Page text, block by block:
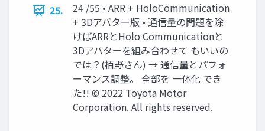
25.
24 /55 • ARR + HoloCommunication
+ 3Dアバター版 • 通信量の問題を除
けばARRとHolo Communicationと
3Dアバターを組み合わせて もいいの
では？(栢野さん) → 通信量とパフォ
ーマンス調整。 全部を 一体化 でき
た!! © 2022 Toyota Motor
Corporation. All rights reserved.